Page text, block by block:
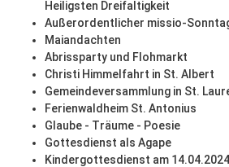
Heiligsten Dreifaltigkeit
Außerordentlicher missio-
Maiandachten
Abrissparty und Flohmarkt
Christi Himmelfahrt in St. Albert
Gemeindeversammlung in St.
Ferienwaldheim St. Antonius
Glaube - Träume - Poesie
Gottesdienst als Agape
Kindergottesdienst am